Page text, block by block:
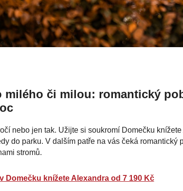
milého či milou: romantický
nebo jen tak. Užijte si soukromí Domečku
do parku. V dalším patře na vás čeká
stromů.
Domečku knížete Alexandra od 7 190 Kč